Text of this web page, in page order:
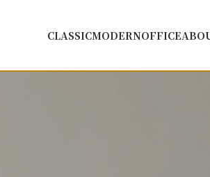
CLASSICMODERNOFFICE